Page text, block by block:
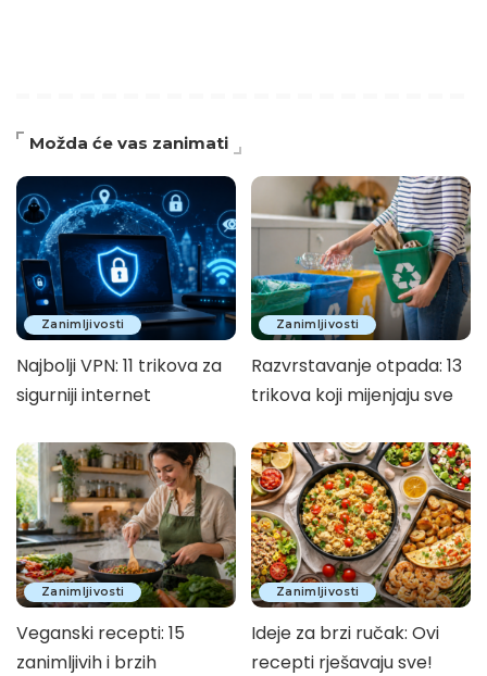
Možda će vas zanimati
Zanimljivosti
Najbolji VPN: 11 trikova za
sigurniji internet
Zanimljivosti
Razvrstavanje otpada: 13
trikova koji mijenjaju sve
Zanimljivosti
Veganski recepti: 15
zanimljivih i brzih
Zanimljivosti
Ideje za brzi ručak: Ovi
recepti rješavaju sve!